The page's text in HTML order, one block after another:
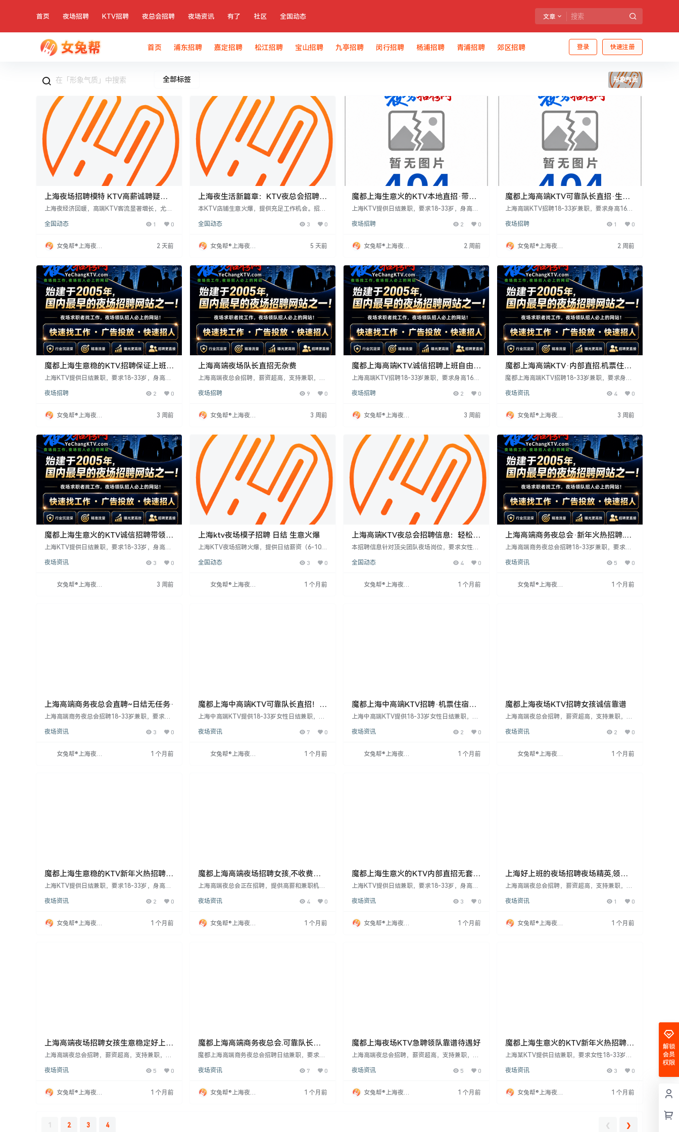
首页 夜场招聘 KTV招聘 夜总会招聘 夜场资讯 有了 社区 全国动态 文章
登录 快速注册
首页 浦东招聘 嘉定招聘 松江招聘 宝山招聘 九亭招聘 闵行招聘 杨浦招聘 青浦招聘 郊区招聘
全部标签 形象气质
上海夜场招聘模特 KTV高薪诚聘疑问
多？
上海夜经济回暖，高端KTV客流显著增长，尤以
长三角商务复苏驱动。这些场所对服务人员形
需具备察言观色、预判需求等高维能力，掌握实
用技巧如酒水知识、多语言沟通及破冰方法，并
全国动态 1 0
女兔帮®上海夜场
2 天前
上海夜生活新篇章：KTV夜总会招聘启
事
本KTV店铺生意火爆，提供充足工作机会。招聘
结15-20元起，报销路费，提供住宿。工作灵
手。
全国动态 3 0
女兔帮®上海夜场
5 天前
魔都上海生意火的KTV本地直招·带领
新人有丰厚红包
上海KTV提供日结兼职，要求18-33岁，身高15
时，无经验者带薪培训，安排住宿。待遇好，适
夜场招聘 2 0
女兔帮®上海夜场
2 周前
魔都上海高端KTV可靠队长直招·生意
爆好·
上海高端KTV招聘18-33岁兼职，要求身高160
点，4-5小时，面试合格当天上班，提供带薪培
变环境、认真工作的人。
夜场招聘 1 0
女兔帮®上海夜场
2 周前
魔都上海生意稳的KTV.招聘保证上班
率！
上海KTV提供日结兼职，要求18-33岁，身高16
1点，时长4-5小时。无经验者提供带薪培训，外
宿条件优越，适合认真工作赚钱者。
夜场招聘 2 0
女兔帮®上海夜场
3 周前
上海高端夜场队长直招无杂费
上海高端夜总会招聘，薪资超高，支持兼职，日
佳即可。提供专业培训，保护隐私，无熟人。快
夜场招聘 9 0
女兔帮®上海夜场
3 周前
魔都上海高端KTV.诚信招聘上班自由可
兼职
上海高端KTV招聘18-33岁兼职，要求身高160
点，时长4-5小时，面试合格当天上岗。无经验
可放宽身高。待遇住宿条件优越，适合认真工
作、想改变现状者。
夜场招聘 2 0
女兔帮®上海夜场
3 周前
魔都上海高端KTV·内部直招.机票住宿
全安排
魔都上海高端KTV招聘18-33岁兼职，要求身高
为晚7点至1点，4-5小时，面试合格当天上班，
条件优，适合想稳定赚钱者。
夜场资讯 4 0
女兔帮®上海夜场
3 周前
魔都上海生意火的KTV诚信招聘带领新
人有丰厚红包·
上海KTV提供日结兼职，要求18-33岁，身高16
1点，4-5小时，面试合格当天上班。无经验者带
高。待遇住宿条件优越，适合想稳定赚钱者。
夜场资讯 3 0
女兔帮®上海夜场
3 周前
上海ktv夜场模子招聘 日结 生意火爆
上海KTV夜场招聘火爆，提供日结薪资（6-10
适合沟通能力强者。男性需形象气质出众。招聘
龄（18岁以上），禁止未成年人。公司注重安全
与发展，要求诚信守规，鼓励提升能力。
全国动态 3 0
女兔帮®上海夜场
1 个月前
上海高端KTV夜总会招聘信息：轻松工
作，无需过量饮酒
本招聘信息针对顶尖团队夜场岗位，要求女性身
结，15-20元起，月收入上不封顶，提供机票报
住宿条件优越。上班时间灵活，无需穿工服，鼓
励追求高收入的求职者。薪资与个人标准正相
全国动态 4 0
女兔帮®上海夜场
1 个月前
上海高端商务夜总会·新年火热招聘.无
套路真诚以待
上海高端商务夜总会招聘18-33岁兼职，要求身
间为每晚7点至1点，4-5小时，面试合格当天上
形象优异者可放宽身高。工作轻松，待遇住宿条
件优越，适合想稳定赚钱者。
夜场资讯 5 0
女兔帮®上海夜场
1 个月前
上海高端商务夜总会直聘~日结无任务·
上海高端商务夜总会招聘18-33岁兼职，要求身
间为每晚7点至1点，时长4-5小时。无经验者提
可放宽身高要求。工作环境好，待遇优厚，适合
想改变现状、认真工作的人。
夜场资讯 3 0
女兔帮®上海夜场
1 个月前
魔都上海中高端KTV可靠队长直招！带
领新人有丰厚红包
上海中高端KTV提供18-33岁女性日结兼职，要
作时间为晚7点至凌晨1点，时长4-5小时。无经
者可放宽身高。工作环境好，待遇住宿条件优
越，适合认真工作、想改变现状者。
夜场资讯 7 0
女兔帮®上海夜场
1 个月前
魔都上海中高端KTV招聘·机票住宿全
安排
上海中高端KTV提供18-33岁女性日结兼职，要
作时间为每晚7点至1点，时长4-5小时，面试合
聘者安排住宿。形象优秀者可放宽身高限制。工
作环境好，待遇住宿条件优越，适合想稳定赚钱
夜场资讯 2 0
女兔帮®上海夜场
1 个月前
魔都上海夜场KTV招聘女孩诚信靠谱
上海高端夜总会招聘，薪资超高，支持兼职，日
气质佳者，提供专业培训，保障隐私安全。面试
夜场资讯 2 0
女兔帮®上海夜场
1 个月前
魔都上海生意稳的KTV新年火热招聘无
套路真诚以待
上海KTV提供日结兼职，要求18-33岁，身高16
晚7点至凌晨1点，时长4-5小时。无经验者提供
身高。工作轻松，只需保持自身品牌形象。适合
想改变环境、认真工作赚钱的人，待遇住宿条件
夜场资讯 2 0
女兔帮®上海夜场
1 个月前
魔都上海高端夜场招聘女孩,不收费无
管理费
上海高端夜总会正在招聘，提供高薪和兼职机
周岁，身高160cm以上，形象佳。公司注重隐私
快来加入，实现经济独立，绽放自信魅力！面试
时间晚上八点至十二点，联系吕哥。
夜场资讯 4 0
女兔帮®上海夜场
1 个月前
魔都上海生意火的KTV内部直招无套路
真诚以待！
上海KTV提供日结兼职，要求18-33岁，身高16
每晚7点至凌晨1点，时长4-5小时。无经验者提
宽身高。工作轻松，只需保持自身品牌形象。待
遇住宿条件优越，适合想稳定赚钱者。
夜场资讯 3 0
女兔帮®上海夜场
1 个月前
上海好上班的夜场招聘夜场精英,领队
靠谱待遇好
上海高端夜总会招聘，薪资超高，支持兼职，日
象气质佳。提供专业培训和化妆支持，保护隐
绽放光芒！面试时间晚上八点至十二点，联系吕
哥。
夜场资讯 1 0
女兔帮®上海夜场
1 个月前
上海高端夜场招聘女孩生意稳定好上
班!
上海高端夜总会招聘，薪资超高，支持兼职，日
气质佳者，提供专业培训，保障隐私安全。快来
夜场资讯 5 0
女兔帮®上海夜场
1 个月前
魔都上海高端商务夜总会.可靠队长直
招.上班自由可兼职
魔都上海高端商务夜总会招聘日结兼职，要求女
服务意识强。工作时间为每晚7点至1点，持续4-
排住宿。形象特别优秀者可放宽身高要求。工作
便服，注重个人品牌形象。适合想改变工作环
夜场资讯 7 0
女兔帮®上海夜场
1 个月前
魔都上海夜场KTV急聘领队靠谱待遇好
上海高端夜总会招聘，薪资超高，支持兼职，日
象气质佳。提供专业培训，保护隐私，精挑细选
夜场资讯 5 0
女兔帮®上海夜场
1 个月前
魔都上海生意火的KTV新年火热招聘·
无套路真诚以待!
上海某KTV提供日结兼职，要求女性18-33岁，
作时间为每晚7点至凌晨1点，时长4-5小时。无
象突出者可放宽身高限制。工作便服，无需特殊
经验，适合想改变工作环境、认真工作赚钱的
夜场资讯 3 0
女兔帮®上海夜场
1 个月前
1 2 3 4 ❮ ❯
解锁
会员
权限